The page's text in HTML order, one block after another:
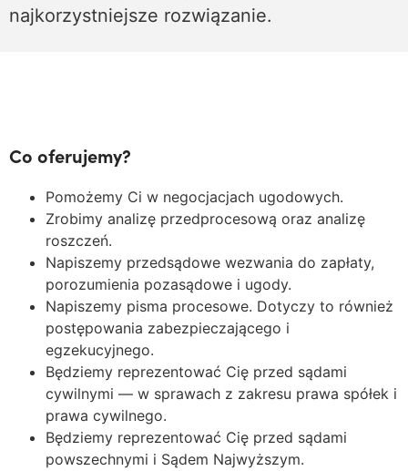
najkorzystniejsze rozwiązanie.
Co oferujemy?
Pomożemy Ci w negocjacjach ugodowych.
Zrobimy analizę przedprocesową oraz analizę
roszczeń.
Napiszemy przedsądowe wezwania do zapłaty,
porozumienia pozasądowe i ugody.
Napiszemy pisma procesowe. Dotyczy to również
postępowania zabezpieczającego i
egzekucyjnego.
Będziemy reprezentować Cię przed sądami
cywilnymi — w sprawach z zakresu prawa spółek i
prawa cywilnego.
Będziemy reprezentować Cię przed sądami
powszechnymi i Sądem Najwyższym.